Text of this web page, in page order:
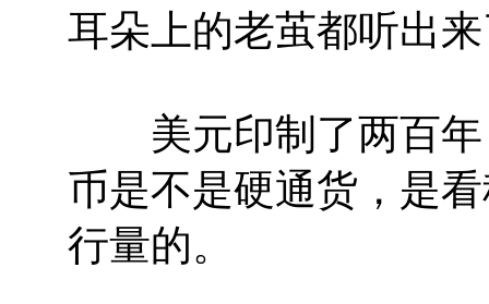
耳朵上的老茧都听出
美元印制了两百年
币是不是硬通货，是
行量的。